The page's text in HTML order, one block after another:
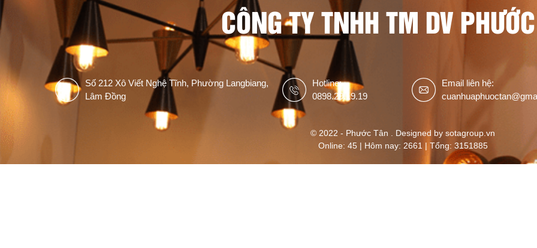
CÔNG TY TNHH TM DV
Số 212 Xô Viết Nghệ Tĩnh, Phường Langbiang,
Lâm Đồng
Hotline:
0898.29.19.19
Email liên hệ:
© 2022 - Phước Tân . Designed by sotagroup.vn
Online: 45 | Hôm nay: 2661 | Tổng: 3151885